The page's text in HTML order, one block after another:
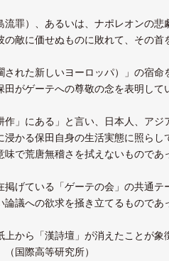
罪）、あるいは、ナポレオンの悲
敵に価せぬものに敗れて、その首
れた新しいヨーロッパ）」の宿命
がゲーテへの尊敬の念を表明し
」にある」と言い、日本人、アジ
かる保田自身の生活実態に照らし
で荒唐無稽さを拭えないものであ
げている「ゲーテの会」の共通テ
議への欲求を掻き立てるものであ
から「漢詩壇」が消えたことが
国際高等研究所）